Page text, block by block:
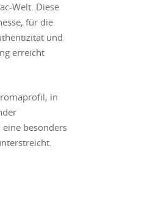
Welt. Diese
für die
und
erreicht
in
besonders